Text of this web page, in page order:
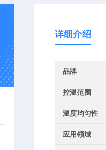
详细介绍
品牌
控温范围
温度均匀性
应用领域